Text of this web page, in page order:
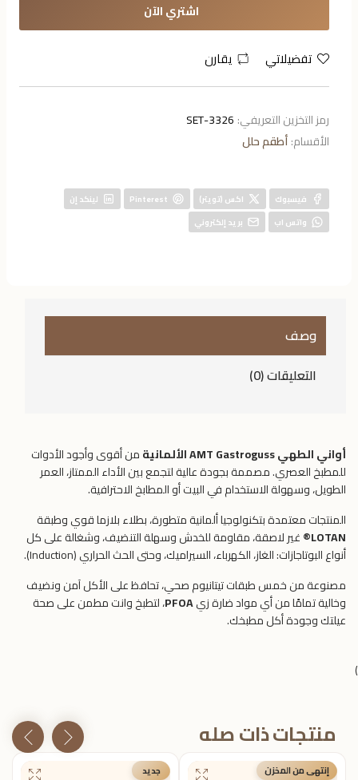
اشتري الآن
تفضيلاتي يقارن
رمز التخزين التعريفي: 3326-SET
الأقسام:أطقم حلل
فيسبوك اكس (تويتر) Pinterest
لينكد إن
واتس اب
بريد إلكتروني
وصف
التعليقات (0)
أواني الطهي AMT Gastroguss الألمانية
من أقوى وأجود الأدوات
للمطبخ العصري. مصممة بجودة عالية لتجمع بين الأداء الممتاز، العمر
الطويل، وسهولة الاستخدام في البيت أو المطابخ الاحترافية.
المنتجات معتمدة بتكنولوجيا ألمانية متطورة، بطلاء بلازما قوي وطبقة
LOTAN® غير لاصقة، مقاومة للخدش وسهلة التنضيف، وشغالة على كل
أنواع البوتاجازات: الغاز، الكهرباء، السيراميك، وحتى الحث الحراري (Induction).
مصنوعة من خمس طبقات تيتانيوم صحي، تحافظ على الأكل آمن ونضيف
وخالية تمامًا من أي مواد ضارة زيPFOA، لتطبخ وانت مطمن على صحة
عيلتك وجودة أكل مطبخك.
)
منتجات ذات صله
جديد إنتهى من المخزن